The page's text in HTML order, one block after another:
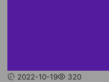
2022-10-19
320